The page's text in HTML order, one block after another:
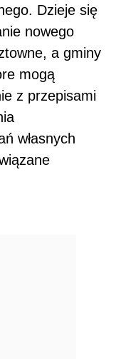
Dzieje się
nowego
a gminy
mogą
z przepisami
własnych